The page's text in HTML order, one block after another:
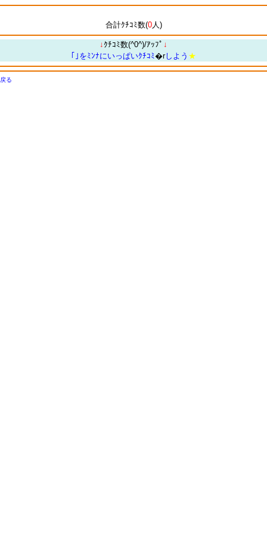
合計ｸﾁｺﾐ数(0人)
↓ ｸﾁｺﾐ数(^0^)/ｱｯﾌﾟ ↓
｢｣をﾐﾝﾅにいっぱいｸﾁｺﾐ�rしよう ★
戻る